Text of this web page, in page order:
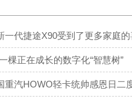
一代捷途X90受到了更多家庭的
棵正在成长的数字化“智慧树”
重汽HOWO轻卡统帅感恩日二